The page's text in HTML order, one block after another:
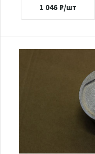
1 046 ₽/шт